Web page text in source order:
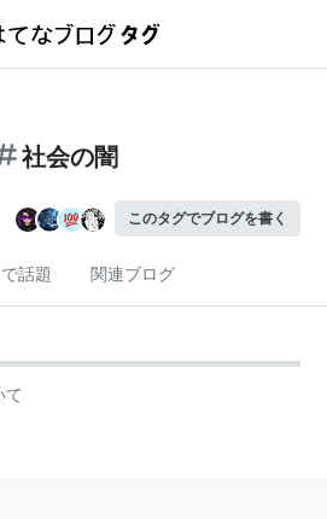
社会の闇
このタグでブログを書く
話題 関連ブログ
て